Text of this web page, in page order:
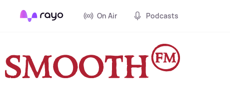
On Air Podcasts